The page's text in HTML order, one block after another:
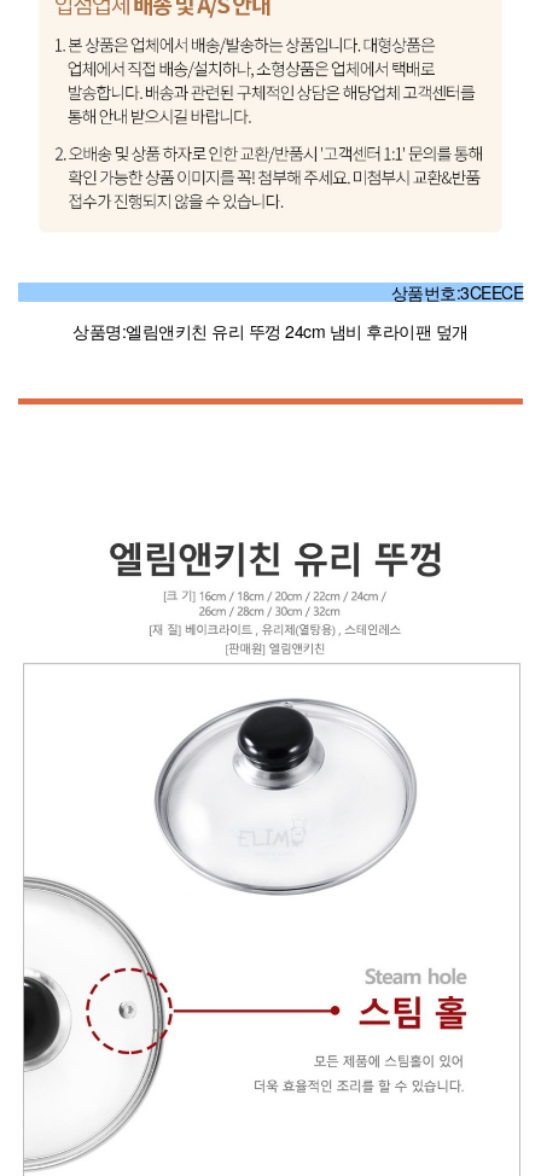
상품번호:3CEECE
상품명:엘림앤키친 유리 뚜껑 24cm 냄비 후라이팬 덮개